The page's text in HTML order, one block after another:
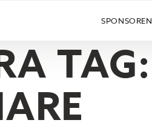
SPONSOREN
TAG: